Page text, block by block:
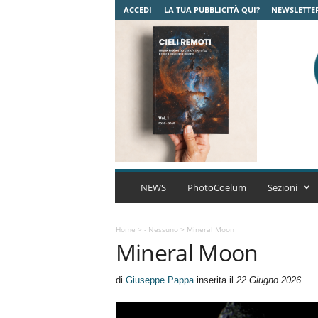
ACCEDI LA TUA PUBBLICITÀ QUI?
C
r
NEWS PhotoCoelum Sezioni
Home > - Nessuno> Mineral Moon
Mineral Moon
di Giuseppe Pappainserita il 22 Giugno 2026